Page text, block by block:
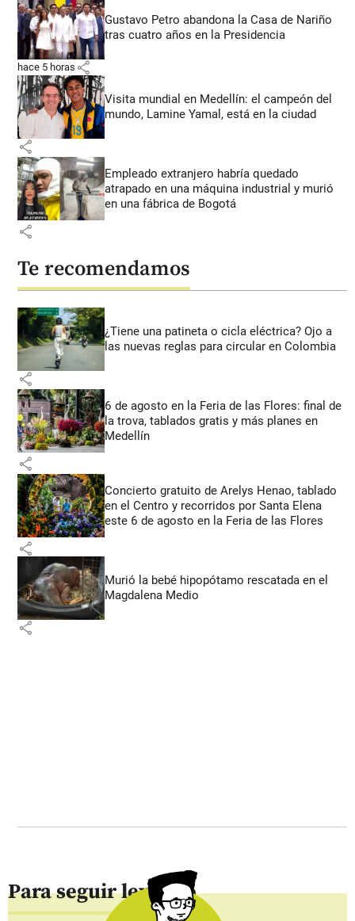
Gustavo Petro abandona la Casa de Nariño
tras cuatro años en la Presidencia
hace 5 horas share
Visita mundial en Medellín: el campeón del
mundo, Lamine Yamal, está en la ciudad
share
Empleado extranjero habría quedado
atrapado en una máquina industrial y murió
en una fábrica de Bogotá
share
Te recomendamos
¿Tiene una patineta o cicla eléctrica? Ojo a
las nuevas reglas para circular en Colombia
share
6 de agosto en la Feria de las Flores: final de
la trova, tablados gratis y más planes en
Medellín
share
Concierto gratuito de Arelys Henao, tablado
en el Centro y recorridos por Santa Elena
este 6 de agosto en la Feria de las Flores
share
Murió la bebé hipopótamo rescatada en el
Magdalena Medio
share
Para seguir leyendo